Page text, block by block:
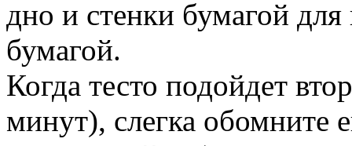
дно и стенки бумагой
бумагой.
Когда тесто подойдет
минут), слегка обомните